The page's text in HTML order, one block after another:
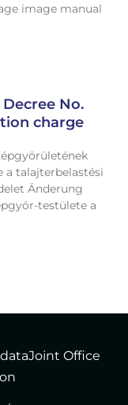
image manual
No.
charge
a talajterbelastési
Änderung
testülete a
Joint Office